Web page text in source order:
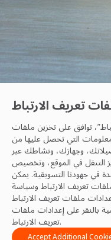
تعريف الارتباط
توافق على تخزين ملفات
التي تحصل عليها من
وجهازك، ونشاطك عبر
التنقل في الموقع، وتخصيص
في جهودنا التسويقية. يمكن
تعريف الارتباط وسياسة
ملفات تعريف الارتباط
بالنقر على إعدادات ملفات
تعريف الارتباط.
Accept Additional
DE&I Team
28 Nov, 2023